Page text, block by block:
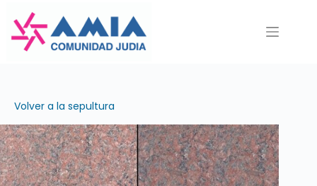
Saltar
contenido
Volver a la sepultura